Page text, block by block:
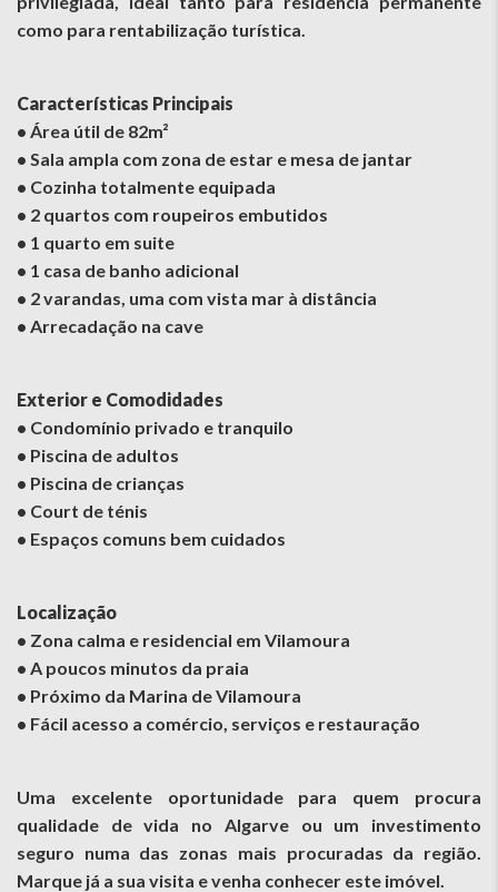
como para rentabilização turística.
Características Principais
• Área útil de 82m²
• Sala ampla com zona de estar e mesa de jantar
• Cozinha totalmente equipada
• 2 quartos com roupeiros embutidos
• 1 quarto em suite
• 1 casa de banho adicional
• 2 varandas, uma com vista mar à distância
• Arrecadação na cave
Exterior e Comodidades
• Condomínio privado e tranquilo
• Piscina de adultos
• Piscina de crianças
• Court de ténis
• Espaços comuns bem cuidados
Localização
• Zona calma e residencial em Vilamoura
• A poucos minutos da praia
• Próximo da Marina de Vilamoura
• Fácil acesso a comércio, serviços e restauração
Uma excelente oportunidade para quem procura
qualidade de vida no Algarve ou um investimento
seguro numa das zonas mais procuradas da região.
Marque já a sua visita e venha conhecer este imóvel.